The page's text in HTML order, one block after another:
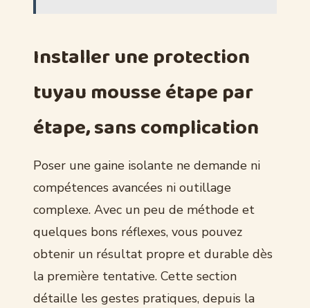
Installer une protection
tuyau mousse étape par
étape, sans complication
Poser une gaine isolante ne demande ni
compétences avancées ni outillage
complexe. Avec un peu de méthode et
quelques bons réflexes, vous pouvez
obtenir un résultat propre et durable dès
la première tentative. Cette section
détaille les gestes pratiques, depuis la